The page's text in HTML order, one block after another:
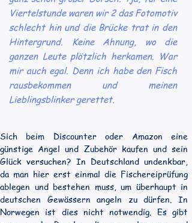
Viertelstunde waren wir 2 das Fotomotiv
schlecht hin und die Brücke trat in den
Hintergrund. Keine Ahnung, wo die
ganzen Leute plötzlich herkamen. War
mir auch egal. Denn ich habe den Fisch
rausbekommen und meinen
Lieblingsblinker gerettet.
Sich beim Discounter oder Amazon eine
günstige Angel und Zubehör kaufen und sein
Glück versuchen? In Deutschland undenkbar,
da man hier erst einmal die Fischereiprüfung
ablegen und bestehen muss, um überhaupt in
deutschen Gewässern angeln zu dürfen. In
Norwegen ist dies nicht notwendig. Es gibt